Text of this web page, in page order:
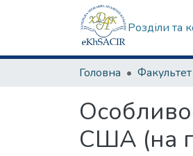
Розділи та
Головна
США (на